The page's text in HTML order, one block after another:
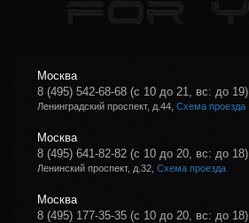
Москва
8 (495) 542-68-68 (с 10 до 21, вс: до 19)
Ленинградский проспект, д.44, Схема проезда
Москва
8 (495) 641-82-82 (с 10 до 20, вс: до 18)
Ленинский проспект, д.32, Схема проезда
Москва
8 (495) 177-35-35 (с 10 до 20, вс: до 18)